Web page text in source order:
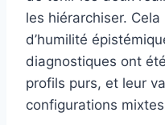
les hiérarchiser.
d’humilité
diagnostiques ont
profils purs, et leur
configurations